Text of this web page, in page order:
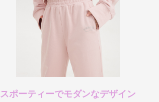
スポーティーでモダンなデザイン